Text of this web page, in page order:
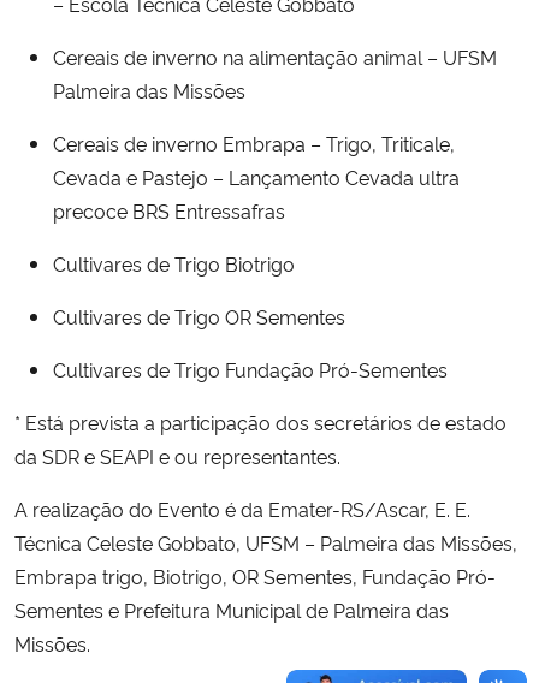
Cereais de inverno na alimentação animal – UFSM
Palmeira das Missões
Cereais de inverno Embrapa – Trigo, Triticale,
Cevada e Pastejo – Lançamento Cevada ultra
precoce BRS Entressafras
Cultivares de Trigo Biotrigo
Cultivares de Trigo OR Sementes
Cultivares de Trigo Fundação Pró-Sementes
* Está prevista a participação dos secretários de estado
da SDR e SEAPI e ou representantes.
A realização do Evento é da Emater-RS/Ascar, E. E.
Técnica Celeste Gobbato, UFSM – Palmeira das Missões,
Embrapa trigo, Biotrigo, OR Sementes, Fundação Pró-
Sementes e Prefeitura Municipal de Palmeira das
Missões.